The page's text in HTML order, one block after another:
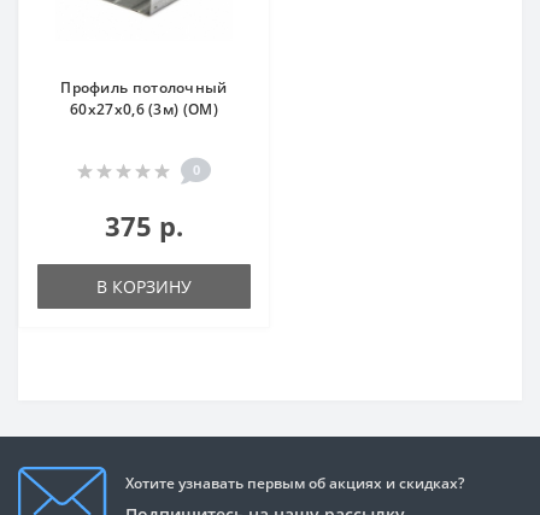
Профиль потолочный
60х27х0,6 (3м) (ОМ)
0
375 р.
В КОРЗИНУ
Хотите узнавать первым об акциях и скидках?